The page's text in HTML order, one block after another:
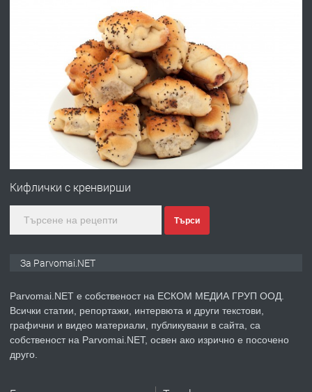
Работа за общи работници
Първи поход "По стъпките на Ангел
преди 1 година
ПРЕДЛАГА Уроци по Математика
Кифлички с кренвирши
Търси
За Parvomai.NET
Parvomai.NET е собственост на ЕСКОМ МЕДИА ГРУП ООД.
Всички статии, репортажи, интервюта и други текстови,
графични и видео материали, публикувани в сайта, са
собственост на Parvomai.NET, освен ако изрично е посочено
друго.